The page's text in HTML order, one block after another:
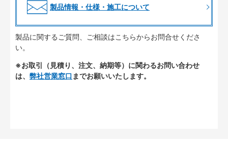
製品情報・仕様・施工について
製品に関するご質問、ご相談はこちらからお問合せくださ
い。
※お取引（見積り、注文、納期等）に関わるお問い合わせ
は、 弊社営業窓口 までお願いいたします。